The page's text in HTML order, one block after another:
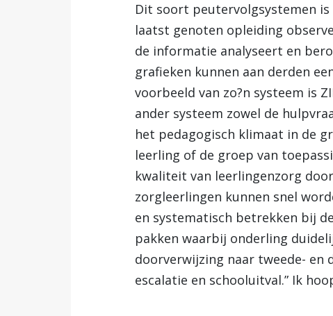
Dit soort peutervolgsystemen
laatst genoten opleiding
de informatie analyseert en
grafieken kunnen aan derden
voorbeeld van zo?n systeem is
ander systeem zowel de
het pedagogisch klimaat in de
leerling of de groep van
kwaliteit van leerlingenzorg
zorgleerlingen kunnen snel
en systematisch betrekken bij
pakken waarbij onderling
doorverwijzing naar tweede- en
escalatie en schooluitval.” Ik